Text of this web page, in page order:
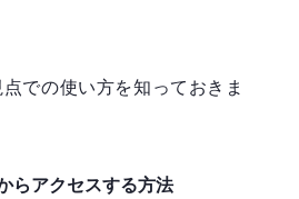
での使い方を知っておきま
らアクセスする方法